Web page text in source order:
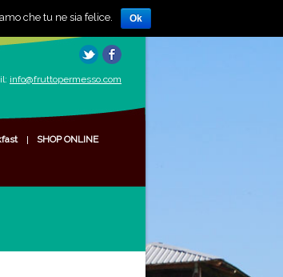
Twitter
info@fruttopermesso.com
SHOP ONLINE
che tu ne sia felice. Ok